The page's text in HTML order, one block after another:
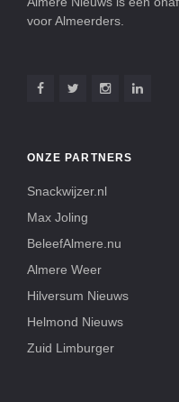
voor Almeerders.
ONZE PARTNERS
Snackwijzer.nl
Max Joling
BeleefAlmere.nu
Almere Weer
Hilversum Nieuws
Helmond Nieuws
Zuid Limburger